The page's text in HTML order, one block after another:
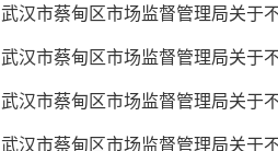
武汉市蔡甸区市场监督管理局关于
武汉市蔡甸区市场监督管理局关于
武汉市蔡甸区市场监督管理局关于
武汉市蔡甸区市场监督管理局关于